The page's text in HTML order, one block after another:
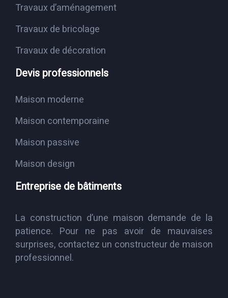
Travaux d’aménagement
Travaux de bricolage
Travaux de décoration
Devis professionnels
Maison moderne
Maison contemporaine
Maison passive
Maison design
Entreprise de bâtiments
La construction d’une maison demande de la
patience. Pour ne pas avoir de mauvaises
surprises, contactez un constructeur de maison
professionnel.